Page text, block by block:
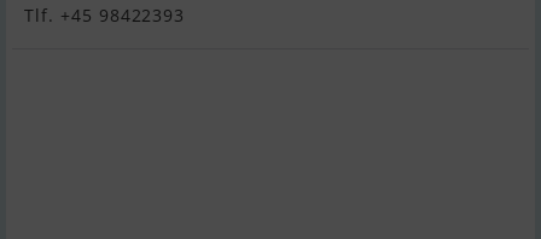
Tlf. +45 98422393